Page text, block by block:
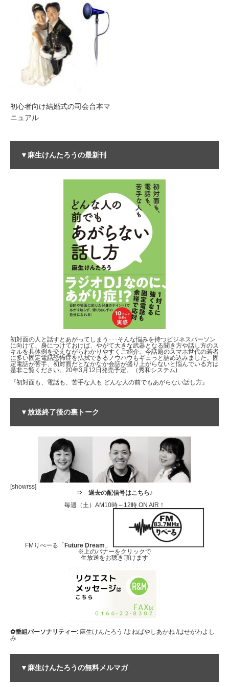
初心者向け結婚式の司会台本マ
ニュアル
▼麻生けんたろうの最新刊
初対面の人と話すとあがってしまう･･･そんな悩みを持つビジネスパーソン
に向けて、身につけておけば、やがて大きな武器となる聞き方や話し方のス
キルを具体例を交えながらわかりやすくご紹介。今話題のスマホ世代の若者
に多い固定電話恐怖症を払拭できるノウハウもギュっと詰め込みました。固
定電話が苦手、初対面だとなかなか会話が盛り上がらないと悩んでいる方は
是非ご覧ください。20年3月12日発売予定。（秀和システム)
『初対面も、電話も、苦手な人も どんな人の前でもあがらない話し方』
▼放送終了後の裏トーク
[showrss]
⇒ 過去の配信号はこちら♪
毎週（土）AM10時～12時 ON AIR！
FMりべーる「 Future Dream 」
※上のバナーをクリックで
生放送をお聴き頂けます
✿番組パーソナリティー: 麻生けんたろう /よねばやしあかね /はせがわよし
み
▼麻生けんたろうの無料メルマガ